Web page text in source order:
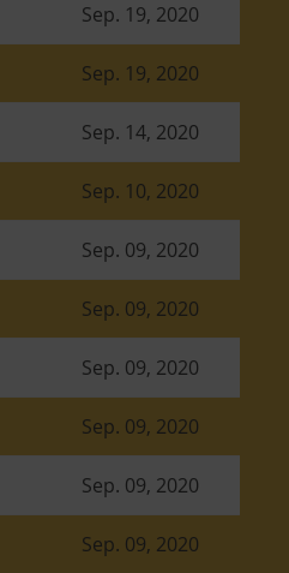
Sep. 19, 2020
Sep. 19, 2020
Sep. 14, 2020
Sep. 10, 2020
Sep. 09, 2020
Sep. 09, 2020
Sep. 09, 2020
Sep. 09, 2020
Sep. 09, 2020
Sep. 09, 2020